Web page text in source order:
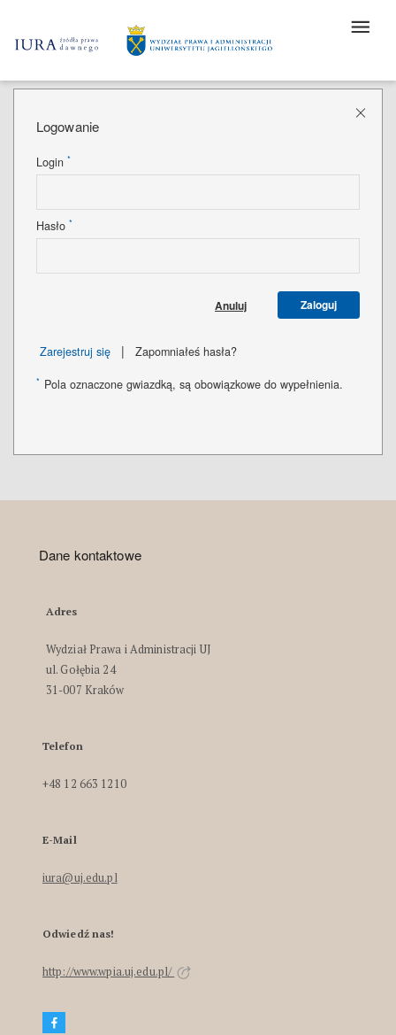
Logowanie
Login *
Hasło *
Anuluj Zaloguj
Zarejestruj się | Zapomniałeś hasła?
* Pola oznaczone gwiazdką, są obowiązkowe do wypełnienia.
Dane kontaktowe
Adres
Wydział Prawa i Administracji UJ
ul. Gołębia 24
31-007 Kraków
Telefon
+48 12 663 1210
E-Mail
iura@uj.edu.pl
Odwiedź nas!
http://www.wpia.uj.edu.pl/